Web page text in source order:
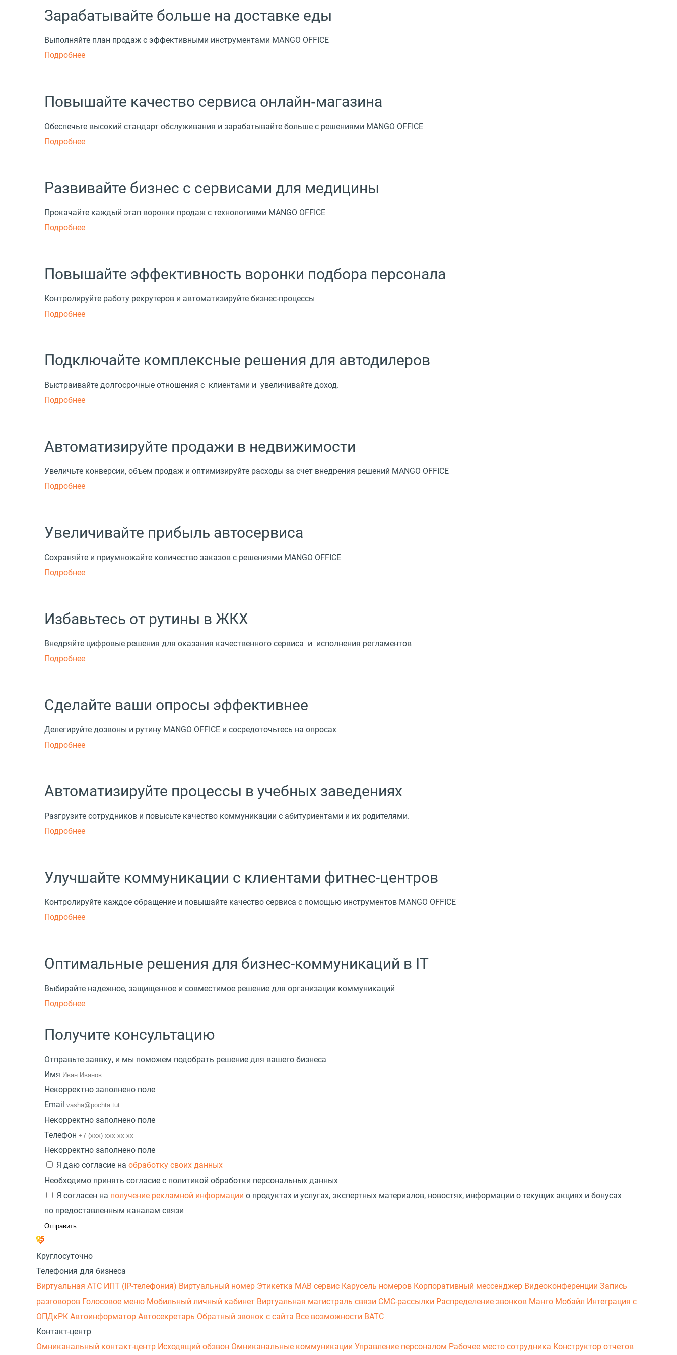
Зарабатывайте больше на доставке еды
Выполняйте план продаж с эффективными инструментами MANGO OFFICE
Подробнее
Повышайте качество сервиса онлайн‑магазина
Обеспечьте высокий стандарт обслуживания и зарабатывайте больше с решениями MANGO OFFICE
Подробнее
Развивайте бизнес с сервисами для медицины
Прокачайте каждый этап воронки продаж с технологиями MANGO OFFICE
Подробнее
Повышайте эффективность воронки подбора персонала
Контролируйте работу рекрутеров и автоматизируйте бизнес-процессы
Подробнее
Подключайте комплексные решения для автодилеров
Выстраивайте долгосрочные отношения с клиентами и увеличивайте доход.
Подробнее
Автоматизируйте продажи в недвижимости
Увеличьте конверсии, объем продаж и оптимизируйте расходы за счет внедрения решений MANGO OFFICE
Подробнее
Увеличивайте прибыль автосервиса
Сохраняйте и приумножайте количество заказов с решениями MANGO OFFICE
Подробнее
Избавьтесь от рутины в ЖКХ
Внедряйте цифровые решения для оказания качественного сервиса и исполнения регламентов
Подробнее
Сделайте ваши опросы эффективнее
Делегируйте дозвоны и рутину MANGO OFFICE и сосредоточьтесь на опросах
Подробнее
Автоматизируйте процессы в учебных заведениях
Разгрузите сотрудников и повысьте качество коммуникации с абитуриентами и их родителями.
Подробнее
Улучшайте коммуникации с клиентами фитнес-центров
Контролируйте каждое обращение и повышайте качество сервиса с помощью инструментов MANGO OFFICE
Подробнее
Оптимальные решения для бизнес-коммуникаций в IT
Выбирайте надежное, защищенное и совместимое решение для организации коммуникаций
Подробнее
Получите консультацию
Отправьте заявку, и мы поможем подобрать решение для вашего бизнеса
Имя
Некорректно заполнено поле
Email
Некорректно заполнено поле
Телефон
Некорректно заполнено поле
Я даю согласие на обработку своих данных
Необходимо принять согласие с политикой обработки персональных данных
Я согласен на получение рекламной информации о продуктах и услугах, экспертных материалов, новостях, информации о текущих акциях и бонусах
по предоставленным каналам связи
Круглосуточно
Телефония для бизнеса
Виртуальная АТС ИПТ (IP-телефония) Виртуальный номер Этикетка МАВ сервис Карусель номеров Корпоративный мессенджер Видеоконференции Запись
разговоров Голосовое меню Мобильный личный кабинет Виртуальная магистраль связи СМС-рассылки Распределение звонков Манго Мобайл Интеграция с
ОПДкРК Автоинформатор Автосекретарь Обратный звонок с сайта Все возможности ВАТС
Контакт-центр
Омниканальный контакт-центр Исходящий обзвон Омниканальные коммуникации Управление персоналом Рабочее место сотрудника Конструктор отчетов